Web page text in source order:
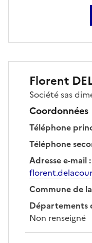
Florent
Sociétésas
Coordonnées
Téléphone
Téléphone
Adresse e-mail:
Commune de
Départements
Non renseigné